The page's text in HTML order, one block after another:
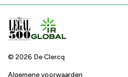
© 2026 De Clercq
Algemene voorwaarden